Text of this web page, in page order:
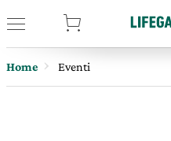
Home Eventi